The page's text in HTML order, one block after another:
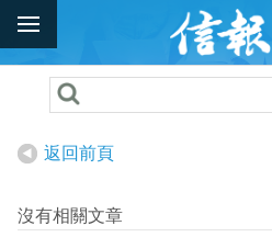
返回前頁
沒有相關文章